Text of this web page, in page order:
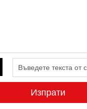
Изпрати